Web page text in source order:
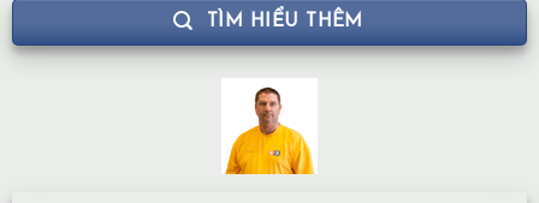
TÌM HIỂU THÊM